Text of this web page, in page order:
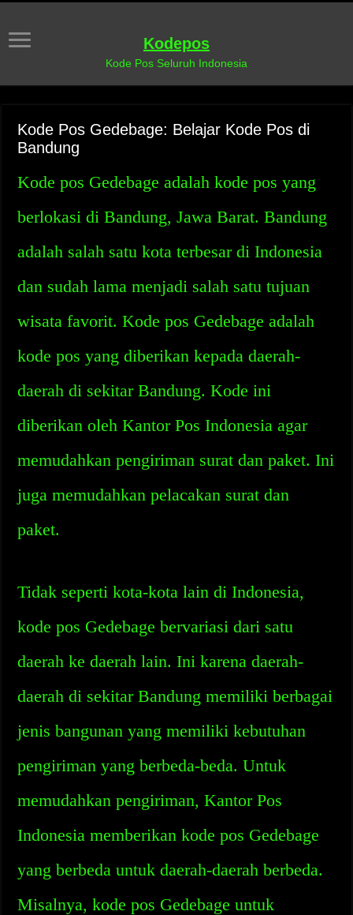
Kodepos
Kode Pos Seluruh Indonesia
Kode Pos Gedebage: Belajar Kode Pos di
Bandung
Kode pos Gedebage adalah kode pos yang
berlokasi di Bandung, Jawa Barat. Bandung
adalah salah satu kota terbesar di Indonesia
dan sudah lama menjadi salah satu tujuan
wisata favorit. Kode pos Gedebage adalah
kode pos yang diberikan kepada daerah-
daerah di sekitar Bandung. Kode ini
diberikan oleh Kantor Pos Indonesia agar
memudahkan pengiriman surat dan paket. Ini
juga memudahkan pelacakan surat dan
paket.
Tidak seperti kota-kota lain di Indonesia,
kode pos Gedebage bervariasi dari satu
daerah ke daerah lain. Ini karena daerah-
daerah di sekitar Bandung memiliki berbagai
jenis bangunan yang memiliki kebutuhan
pengiriman yang berbeda-beda. Untuk
memudahkan pengiriman, Kantor Pos
Indonesia memberikan kode pos Gedebage
yang berbeda untuk daerah-daerah berbeda.
Misalnya, kode pos Gedebage untuk